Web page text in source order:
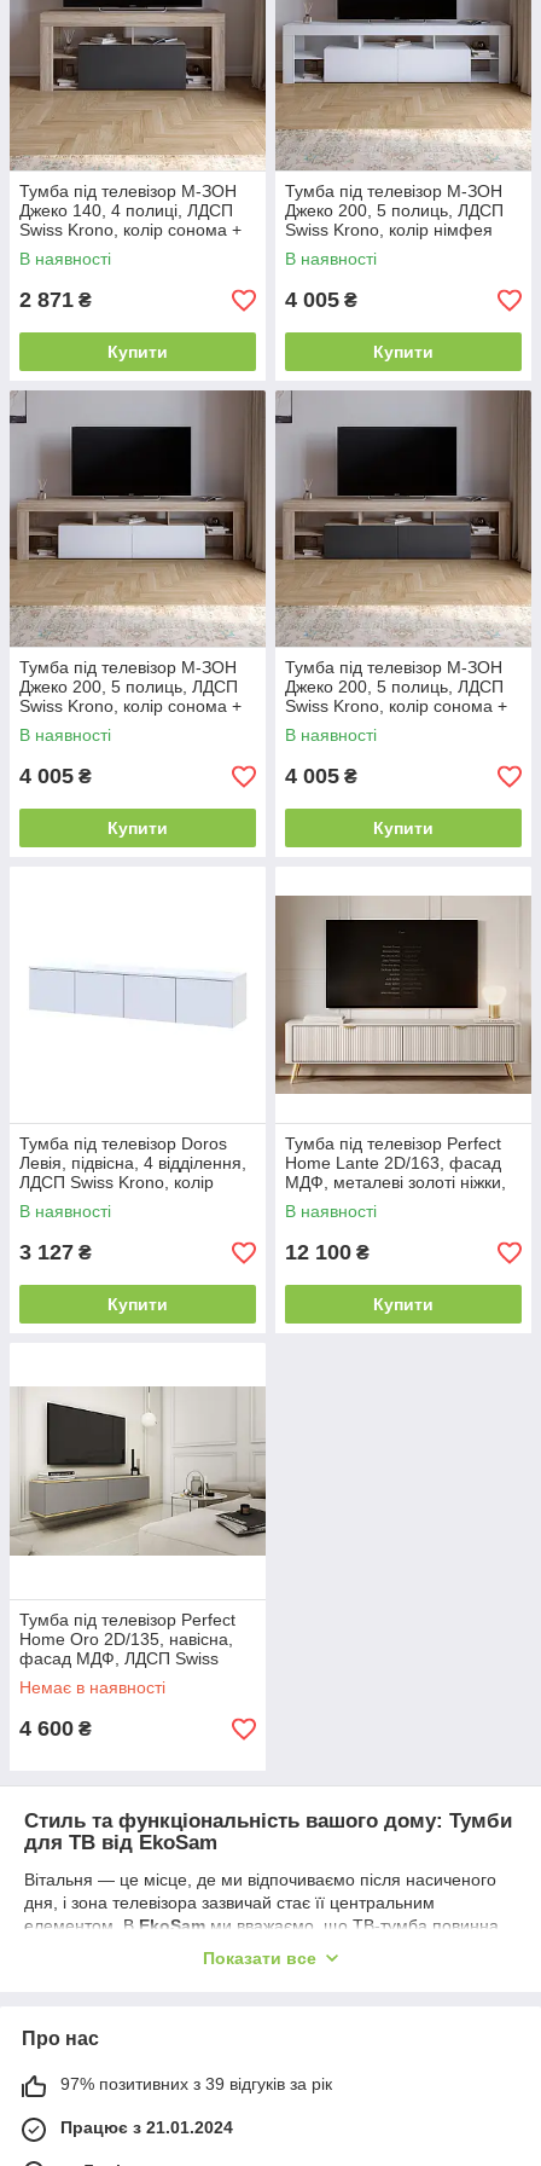
так конструкція виглядатиме збалансовано та
безпечно.
Тип конструкції:Якщо у вас багато додаткової
техніки (саундбари, приставки), шукайте моделі з
великою кількістю відкритих ніш. Якщо ж ви віддаєте
перевагу мінімалізму, обирайте тумби із закритими
фасадами.
Колір та дизайн:Тумба має перегукуватися з
іншими меблями у вітальні. Світлі моделі візуально
додають легкості приміщенню, а темні акцентують
увагу на зоні телебачення.
Створіть свій ідеальний медіа-центр разом з EkoSam!
Обирайте тумбу під ТВ, яка додасть вашій вітальні
завершеного та стильного вигляду.
Тумба під телевізор М-ЗОН
Джеко 140, 4 полиці, ЛДСП
Swiss Krono, колір сонома +
антрацит, 140х35х48.6 см
В наявності
2 871 ₴
Купити
Тумба під телевізор М-ЗОН
Джеко 200, 5 полиць, ЛДСП
Swiss Krono, колір німфея
альба (білий), 200х32х50.6
см
В наявності
4 005 ₴
Купити
Тумба під телевізор М-ЗОН
Джеко 200, 5 полиць, ЛДСП
Swiss Krono, колір сонома +
німфея альба, 200х32х50.6
см
В наявності
4 005 ₴
Купити
Тумба під телевізор М-ЗОН
Джеко 200, 5 полиць, ЛДСП
Swiss Krono, колір сонома +
антрацит, 200х32х50.6 см
В наявності
4 005 ₴
Купити
Тумба під телевізор Doros
Левія, підвісна, 4 відділення,
ЛДСП Swiss Krono, колір
білий, 160х35х33 см
В наявності
3 127 ₴
Купити
Тумба під телевізор Perfect
Home Lante 2D/163, фасад
МДФ, металеві золоті ніжки,
колір бежевий, 163.2х38х51.2
см
В наявності
12 100 ₴
Купити
Тумба під телевізор Perfect
Home Oro 2D/135, навісна,
фасад МДФ, ЛДСП Swiss
Krono, колір сірий, 135х32х30
см
Немає в наявності
4 600 ₴
Стиль та функціональність вашого дому: Тумби
для ТВ від EkoSam
Вітальня — це місце, де ми відпочиваємо після насиченого
дня, і зона телевізора зазвичай стає її центральним
елементом. В EkoSam ми вважаємо, що ТВ-тумба повинна
бути не лише надійним підставкою, а й стильним
гармонії та порядку.
Чому клієнти обирають ТВ-тумби в EkoSam?
виготовлені з якісної та зносостійкої ДСП. Це
Показати все
Про нас
97% позитивних з 39 відгуків за рік
Працює з 21.01.2024